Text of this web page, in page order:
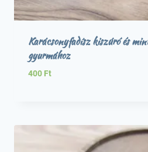
Karácsonyfadísz kiszúró és
gyurmához
400 Ft